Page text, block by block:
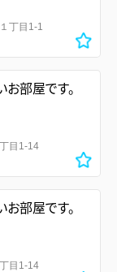
丁目1-1
部屋です。
目1-14
部屋です。
目1-14